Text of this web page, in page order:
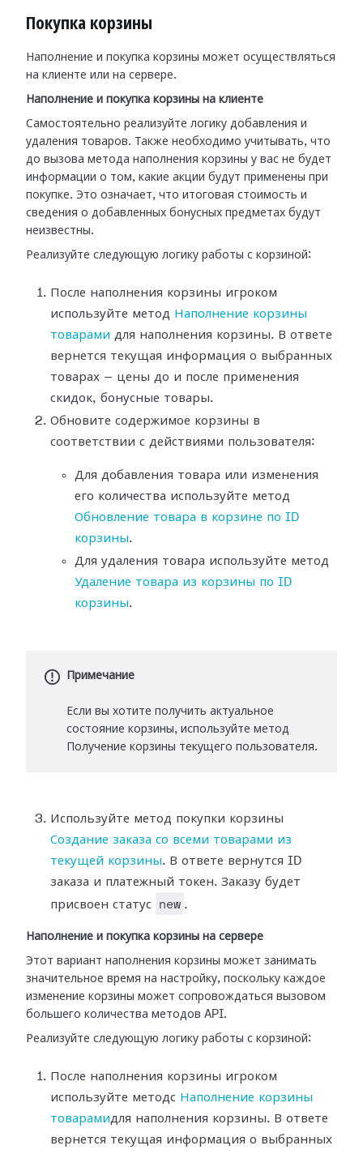
Покупка корзины
Наполнение и покупка корзины может осуществляться
на клиенте или на сервере.
Наполнение и покупка корзины на клиенте
Самостоятельно реализуйте логику добавления и
удаления товаров. Также необходимо учитывать, что
до вызова метода наполнения корзины у вас не будет
информации о том, какие акции будут применены при
покупке. Это означает, что итоговая стоимость и
сведения о добавленных бонусных предметах будут
неизвестны.
Реализуйте следующую логику работы с корзиной:
После наполнения корзины игроком
используйте метод Наполнение корзины
товарами для наполнения корзины. В ответе
вернется текущая информация о выбранных
товарах — цены до и после применения
скидок, бонусные товары.
Обновите содержимое корзины в
соответствии с действиями пользователя:
Для добавления товара или изменения
его количества используйте метод
Обновление товара в корзине по ID
корзины.
Для удаления товара используйте метод
Удаление товара из корзины по ID
корзины.
Примечание
Если вы хотите получить актуальное
состояние корзины, используйте метод
Получение корзины текущего пользователя.
Используйте метод покупки корзины
Создание заказа со всеми товарами из
текущей корзины. В ответе вернутся ID
заказа и платежный токен. Заказу будет
присвоен статус
new .
Наполнение и покупка корзины на сервере
Этот вариант наполнения корзины может занимать
значительное время на настройку, поскольку каждое
изменение корзины может сопровождаться вызовом
большего количества методов API.
Реализуйте следующую логику работы с корзиной:
После наполнения корзины игроком
используйте методс Наполнение корзины
товарамидля наполнения корзины. В ответе
вернется текущая информация о выбранных